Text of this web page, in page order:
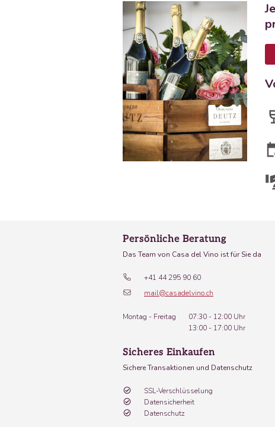
Persönliche Beratung
Das Team von Casa del Vino ist für Sie da
+41 44 295 90 60
mail@casadelvino.ch
Montag - Freitag
07:30 - 12:00 Uhr
13:00 - 17:00 Uhr
Sicheres Einkaufen
Sichere Transaktionen und Datenschutz
SSL-Verschlüsselung
Datensicherheit
Datenschutz